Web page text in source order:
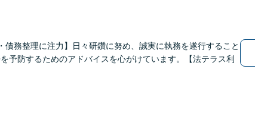
債務整理に注力】日々研鑽に努め、誠実に執務を遂行すること
予防するためのアドバイスを心がけています。【法テラス利